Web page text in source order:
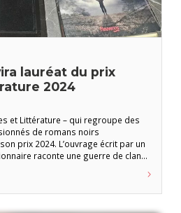
lauréat du prix
2024
et Littérature – qui regroupe des
de romans noirs
prix 2024. L’ouvrage écrit par un
raconte une guerre de clans
directeur commercial France-
que le